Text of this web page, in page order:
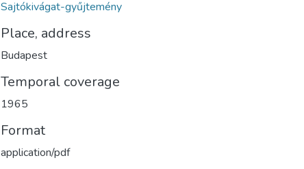
Sajtókivágat-gyűjtemény
Place, address
Budapest
Temporal coverage
1965
Format
application/pdf